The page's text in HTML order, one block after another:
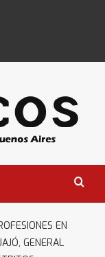
EN
GENERAL